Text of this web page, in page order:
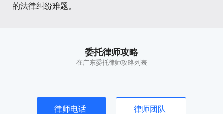
的法律纠纷难题。
委托律师攻略
在广东委托律师攻略列表
律师电话 律师团队